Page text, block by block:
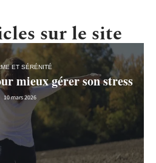
sur le site
ET SÉRÉNITÉ
mieux gérer son stress
10 mars 2026